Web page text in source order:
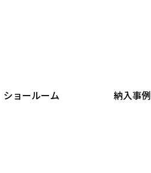
ショールーム 納入事例